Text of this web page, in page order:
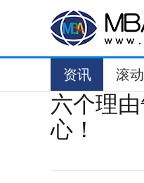
资讯 滚动
六个理
心！